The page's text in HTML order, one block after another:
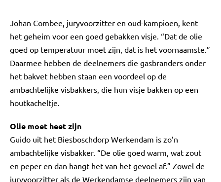
Johan Combee, juryvoorzitter en oud-kampioen, kent
het geheim voor een goed gebakken visje. “Dat de olie
goed op temperatuur moet zijn, dat is het voornaamste.”
Daarmee hebben de deelnemers die gasbranders onder
het bakvet hebben staan een voordeel op de
ambachtelijke visbakkers, die hun visje bakken op een
houtkacheltje.
Olie moet heet zijn
Guido uit het Biesboschdorp Werkendam is zo’n
ambachtelijke visbakker. “De olie goed warm, wat zout
en peper en dan hangt het van het gevoel af.” Zowel de
juryvoorzitter als de Werkendamse deelnemers zijn van